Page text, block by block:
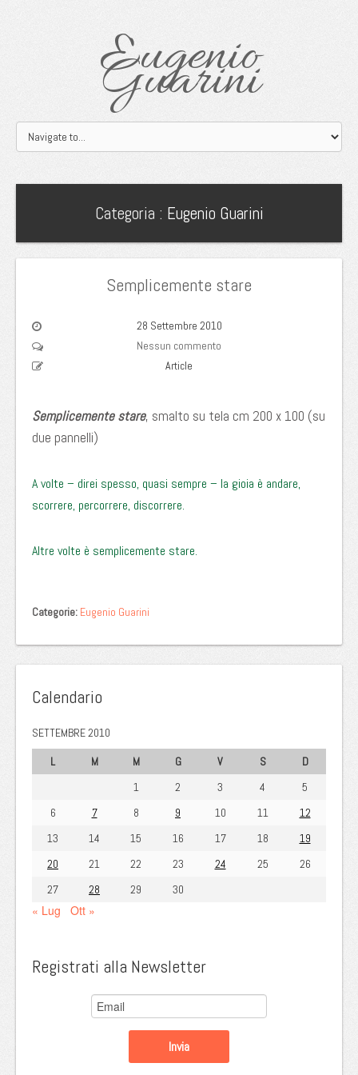
Eugenio
Guarini
Categoria : Eugenio Guarini
Semplicemente stare
28 Settembre 2010
Nessun commento
Article
Semplicemente stare, smalto su tela cm 200 x 100 (su
due pannelli)
A volte – direi spesso, quasi sempre – la gioia è andare,
scorrere, percorrere, discorrere.
Altre volte è semplicemente stare.
Categorie: Eugenio Guarini
Calendario
SETTEMBRE 2010
L
M M G V S
D
1
2 3 4
5
6
7 8 9 10 11
12
13
14 15 16 17 18
19
20
21 22 23 24 25
26
27
28 29 30
« Lug Ott »
Registrati alla Newsletter